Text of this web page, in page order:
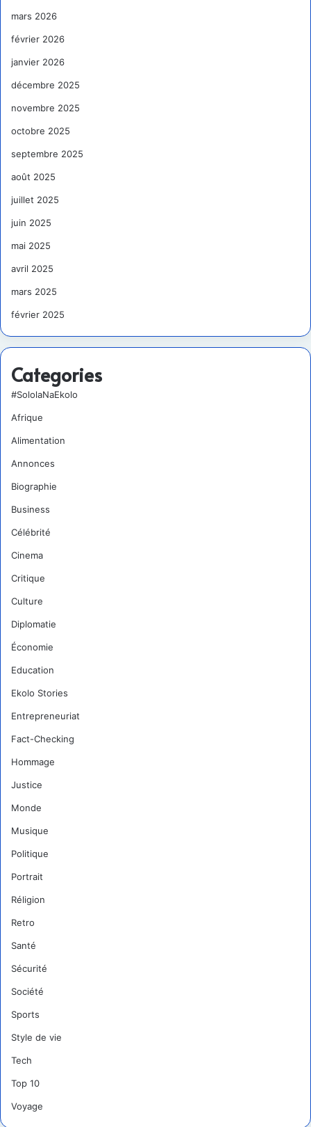
mars 2026
février 2026
janvier 2026
décembre 2025
novembre 2025
octobre 2025
septembre 2025
août 2025
juillet 2025
juin 2025
mai 2025
avril 2025
mars 2025
février 2025
Categories
#SololaNaEkolo
Afrique
Alimentation
Annonces
Biographie
Business
Célébrité
Cinema
Critique
Culture
Diplomatie
Économie
Education
Ekolo Stories
Entrepreneuriat
Fact-Checking
Hommage
Justice
Monde
Musique
Politique
Portrait
Réligion
Retro
Santé
Sécurité
Société
Sports
Style de vie
Tech
Top 10
Voyage